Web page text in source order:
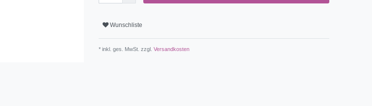
Wunschliste
* inkl. ges. MwSt. zzgl. Versandkosten